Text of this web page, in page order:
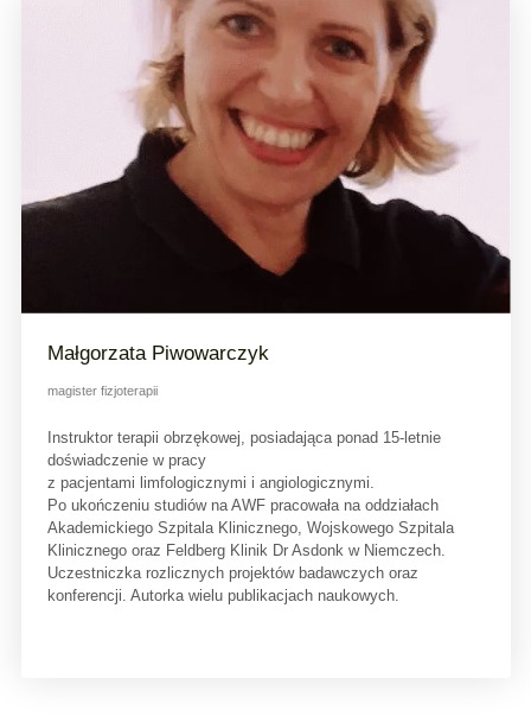
Małgorzata Piwowarczyk
magister fizjoterapii
Instruktor terapii obrzękowej, posiadająca ponad 15-letnie
doświadczenie w pracy
z pacjentami limfologicznymi i angiologicznymi.
Po ukończeniu studiów na AWF pracowała na oddziałach
Akademickiego Szpitala Klinicznego, Wojskowego Szpitala
Klinicznego oraz Feldberg Klinik Dr Asdonk w Niemczech.
Uczestniczka rozlicznych projektów badawczych oraz
konferencji. Autorka wielu publikacjach naukowych.